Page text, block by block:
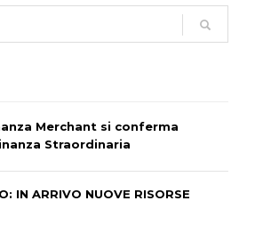
Merchant si conferma
Straordinaria
IN ARRIVO NUOVE RISORSE